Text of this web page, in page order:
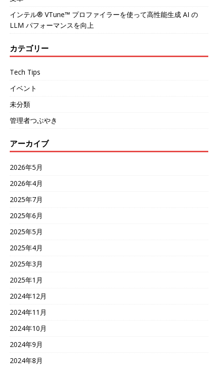
インテル® VTune™ プロファイラーを使って高性能生成 AI の
LLM パフォーマンスを向上
カテゴリー
Tech Tips
イベント
未分類
管理者つぶやき
アーカイブ
2026年5月
2026年4月
2025年7月
2025年6月
2025年5月
2025年4月
2025年3月
2025年1月
2024年12月
2024年11月
2024年10月
2024年9月
2024年8月